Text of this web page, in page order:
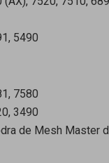
5490
7580
3490
de Mesh Master